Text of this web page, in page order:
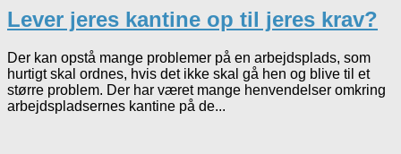
Lever jeres kantine op til jeres krav?
Der kan opstå mange problemer på en arbejdsplads, som
hurtigt skal ordnes, hvis det ikke skal gå hen og blive til et
større problem. Der har været mange henvendelser omkring
arbejdspladsernes kantine på de...